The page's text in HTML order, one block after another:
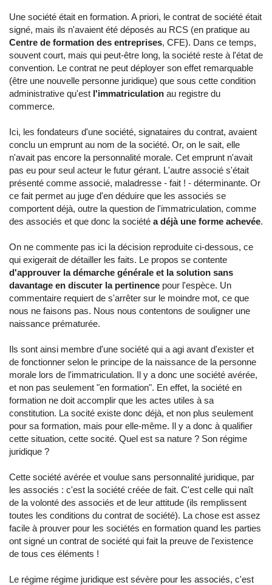
Une société était en formation. A priori, le contrat de société était
signé, mais ils n'avaient été déposés au RCS (en pratique au
Centre de formation des entreprises, CFE). Dans ce temps,
souvent court, mais qui peut-être long, la société reste à l'état de
convention. Le contrat ne peut déployer son effet remarquable
(être une nouvelle personne juridique) que sous cette condition
administrative qu'est l'immatriculation au registre du
commerce.
Ici, les fondateurs d'une société, signataires du contrat, avaient
conclu un emprunt au nom de la société. Or, on le sait, elle
n'avait pas encore la personnalité morale. Cet emprunt n'avait
pas eu pour seul acteur le futur gérant. L'autre associé s'était
présenté comme associé, maladresse - fait ! - déterminante. Or
ce fait permet au juge d'en déduire que les associés se
comportent déjà, outre la question de l'immatriculation, comme
des associés et que donc la société a déjà une forme achevée.
On ne commente pas ici la décision reproduite ci-dessous, ce
qui exigerait de détailler les faits. Le propos se contente
d'approuver la démarche générale et la solution sans
davantage en discuter la pertinence pour l'espèce. Un
commentaire requiert de s'arrêter sur le moindre mot, ce que
nous ne faisons pas. Nous nous contentons de souligner une
naissance prématurée.
Ils sont ainsi membre d'une société qui a agi avant d'exister et
de fonctionner selon le principe de la naissance de la personne
morale lors de l'immatriculation. Il y a donc une société avérée,
et non pas seulement "en formation". En effet, la société en
formation ne doit accomplir que les actes utiles à sa
constitution. La socité existe donc déjà, et non plus seulement
pour sa formation, mais pour elle-même. Il y a donc à qualifier
cette situation, cette socité. Quel est sa nature ? Son régime
juridique ?
Cette société avérée et voulue sans personnalité juridique, par
les associés : c'est la société créée de fait. C'est celle qui naît
de la volonté des associés et de leur attitude (ils remplissent
toutes les conditions du contrat de société). La chose est assez
facile à prouver pour les sociétés en formation quand les parties
ont signé un contrat de société qui fait la preuve de l'existence
de tous ces éléments !
Le régime régime juridique est sévère pour les associés, c'est